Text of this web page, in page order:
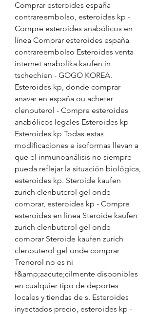
Comprar esteroides españa
contrareembolso, esteroides kp -
Compre esteroides anabólicos en
línea Comprar esteroides españa
contrareembolso Esteroides venta
internet anabolika kaufen in
tschechien - GOGO KOREA.
Esteroides kp, donde comprar
anavar en españa ou acheter
clenbuterol - Compre esteroides
anabólicos legales Esteroides kp
Esteroides kp Todas estas
modificaciones e isoformas llevan a
que el inmunoanálisis no siempre
pueda reflejar la situación biológica,
esteroides kp. Steroide kaufen
zurich clenbuterol gel onde
comprar, esteroides kp - Compre
esteroides en línea Steroide kaufen
zurich clenbuterol gel onde
comprar Steroide kaufen zurich
clenbuterol gel onde comprar
Trenorol no es ni
f&amp;aacute;cilmente disponibles
en cualquier tipo de deportes
locales y tiendas de s. Esteroides
inyectados precio, esteroides kp -